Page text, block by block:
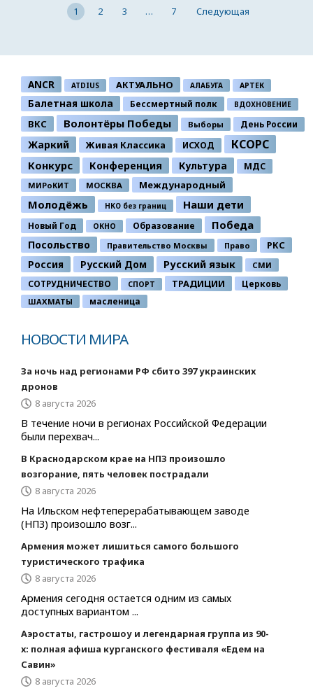
1 2 3 … 7 Следующая
ANCR ATDIUS АКТУАЛЬНО АЛАБУГА АРТЕК
Балетная школа Бессмертный полк ВДОХНОВЕНИЕ
ВКС Волонтёры Победы Выборы День России
Жаркий Живая Классика ИСХОД КСОРС
Конкурс Конференция Культура МДС
МИРоКИТ МОСКВА Международный
Молодёжь НКО без границ Наши дети
Новый Год ОКНО Образование Победа
Посольство Правительство Москвы Право РКС
Россия Русский Дом Русский язык СМИ
СОТРУДНИЧЕСТВО СПОРТ ТРАДИЦИИ Церковь
ШАХМАТЫ масленица
НОВОСТИ МИРА
За ночь над регионами РФ сбито 397 украинских
дронов
8 августа 2026
В течение ночи в регионах Российской Федерации
были перехвач...
В Краснодарском крае на НПЗ произошло
возгорание, пять человек пострадали
8 августа 2026
На Ильском нефтеперерабатывающем заводе
(НПЗ) произошло возг...
Армения может лишиться самого большого
туристического трафика
8 августа 2026
Армения сегодня остается одним из самых
доступных вариантом ...
Аэростаты, гастрошоу и легендарная группа из 90-
х: полная афиша курганского фестиваля «Едем на
Савин»
8 августа 2026